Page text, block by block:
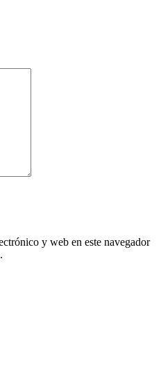
y web en este navegador